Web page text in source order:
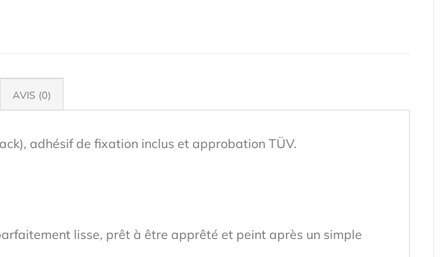
AVIS (0)
adhésif de fixation inclus et approbation TÜV.
lisse, prêt à être apprêté et peint après un simple